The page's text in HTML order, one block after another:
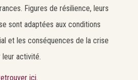
Figures de résilience, leurs
sont adaptées aux conditions
et les conséquences de la crise
activité.
ici.